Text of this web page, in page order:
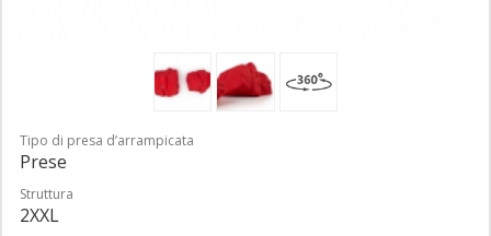
Tipo di presa d’arrampicata
Prese
Struttura
2XXL